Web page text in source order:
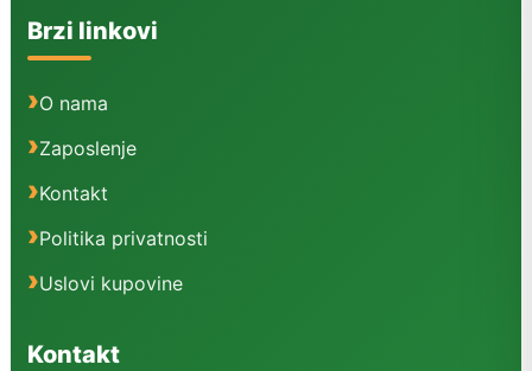
Brzi linkovi
O nama
Zaposlenje
Kontakt
Politika privatnosti
Uslovi kupovine
Kontakt